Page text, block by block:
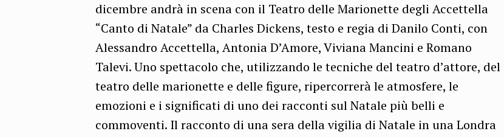
dicembre andrà in scena con il Teatro delle Marionette degli Accettella
“Canto di Natale” da Charles Dickens, testo e regia di Danilo Conti, con
Alessandro Accettella, Antonia D’Amore, Viviana Mancini e Romano
Talevi. Uno spettacolo che, utilizzando le tecniche del teatro d’attore, del
teatro delle marionette e delle figure, ripercorrerà le atmosfere, le
emozioni e i significati di uno dei racconti sul Natale più belli e
commoventi. Il racconto di una sera della vigilia di Natale in una Londra